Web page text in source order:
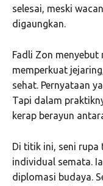
selesai, meski
digaungkan.
Fadli Zon
memperkuat
sehat. Pernyataan
Tapi dalam
kerap berayun
Di titik ini, seni rupa
individual semata.
diplomasi budaya.